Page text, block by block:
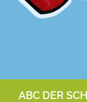
ABC DER